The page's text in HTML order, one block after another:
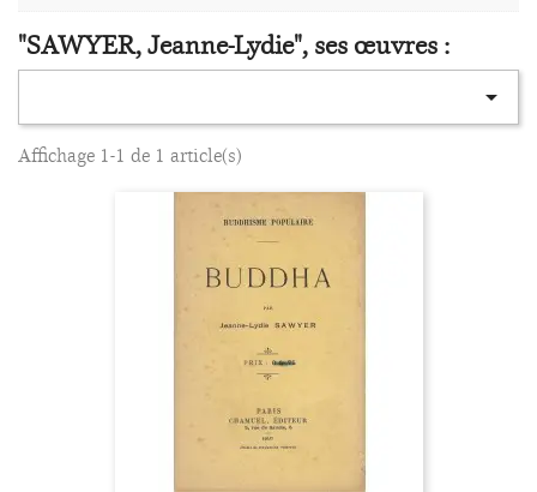
"SAWYER, Jeanne-Lydie", ses œuvres :

Affichage 1-1 de 1 article(s)